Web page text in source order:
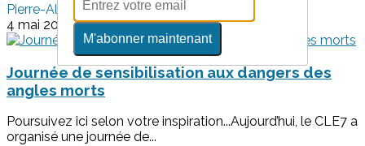
Pierre-Alain MOUNIER
4 mai 2026
Journée de sensibilisation aux dangers des
angles morts
Poursuivez ici selon votre inspiration...Aujourd’hui, le CLE7 a
organisé une journée de...
M'abonner maintenant